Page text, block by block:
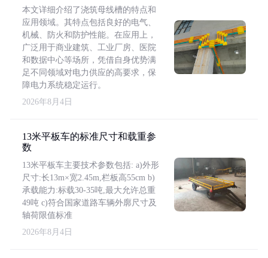
本文详细介绍了浇筑母线槽的特点和
应用领域。其特点包括良好的电气、
机械、防火和防护性能。在应用上，
广泛用于商业建筑、工业厂房、医院
和数据中心等场所，凭借自身优势满
足不同领域对电力供应的高要求，保
障电力系统稳定运行。
2026年8月4日
13米平板车的标准尺寸和载重参
数
13米平板车主要技术参数包括: a)外形
尺寸:长13m×宽2.45m,栏板高55cm b)
承载能力:标载30-35吨,最大允许总重
49吨 c)符合国家道路车辆外廓尺寸及
轴荷限值标准
2026年8月4日